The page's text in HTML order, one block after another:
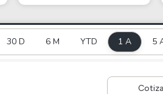
(BNB)
Stock
ETF
Crypto
30 D 6 M YTD 1 A 5